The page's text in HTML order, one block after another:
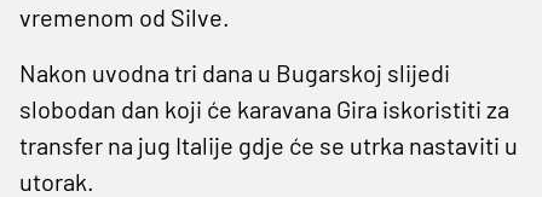
vremenom od Silve.
Nakon uvodna tri dana u Bugarskoj slijedi
slobodan dan koji će karavana Gira iskoristiti za
transfer na jug Italije gdje će se utrka nastaviti u
utorak.